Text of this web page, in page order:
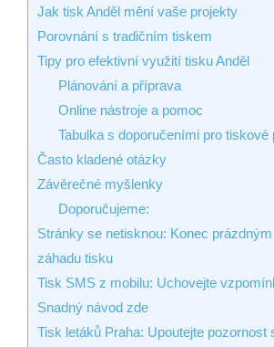
Jak tisk Anděl mění vaše projekty
Porovnání s tradičním tiskem
Tipy pro efektivní využití tisku Anděl
Plánování a příprava
Online nástroje a pomoc
Tabulka s doporučeními pro tiskové
Často kladené otázky
Závěrečné myšlenky
Doporučujeme:
Stránky se netisknou: Konec
záhadu tisku
Tisk SMS z mobilu: Uchovejte
Snadný návod zde
Tisk letáků Praha: Upoutejte pozornost